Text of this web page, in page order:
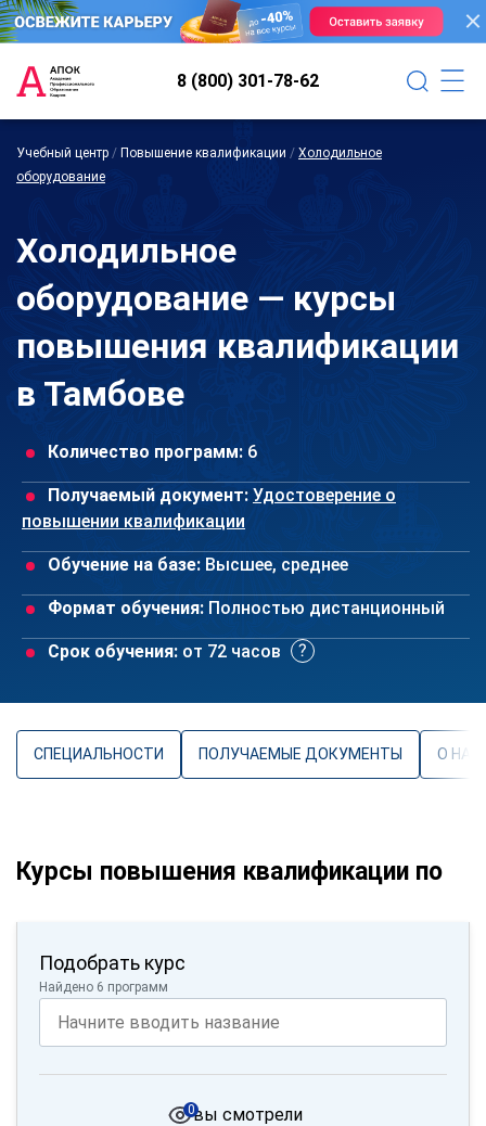
8 (800) 301-78-62
Учебный центр / Повышение квалификации / Холодильное
оборудование
Холодильное
оборудование — курсы
повышения квалификации
в Тамбове
Количество программ: 6
Получаемый документ: Удостоверение о
повышении квалификации
Обучение на базе: Высшее, среднее
Формат обучения: Полностью дистанционный
Срок обучения: от 72 часов
СПЕЦИАЛЬНОСТИ ПОЛУЧАЕМЫЕ ДОКУМЕНТЫ О
Курсы повышения квалификации по
Подобрать курс
Найдено 6 программ
вы смотрели
0